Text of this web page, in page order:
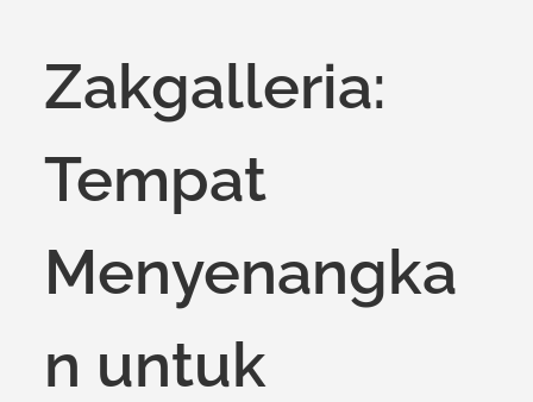
Zakgalleria:
Tempat
Menyenangka
n untuk